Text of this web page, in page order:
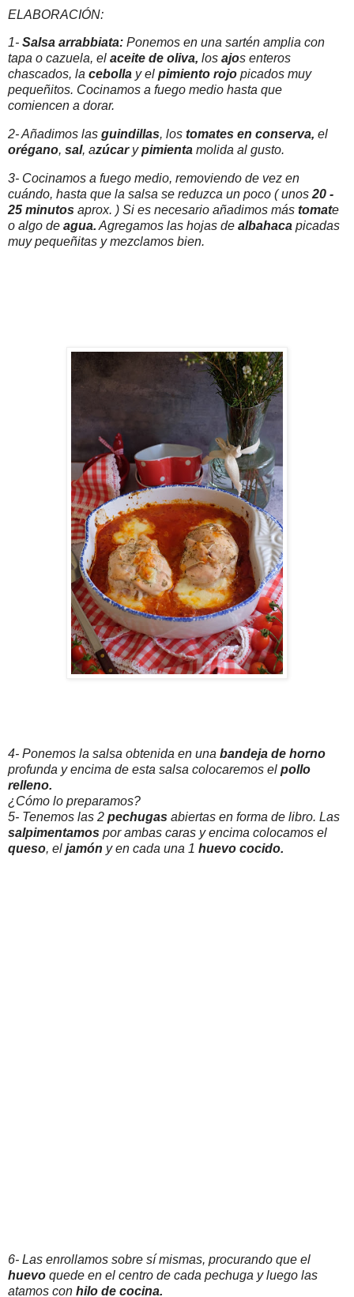
ELABORACIÓN:
1- Salsa arrabbiata: Ponemos en una sartén amplia con
tapa o cazuela, el aceite de oliva, los ajos enteros
chascados, la cebolla y el pimiento rojo picados muy
pequeñitos. Cocinamos a fuego medio hasta que
comiencen a dorar.
2- Añadimos las guindillas, los tomates en conserva, el
orégano, sal, azúcarypimienta molida al gusto.
3- Cocinamos a fuego medio, removiendo de vez en
cuándo, hasta que la salsa se reduzca un poco ( unos 20 -
25 minutos aprox. ) Si es necesario añadimos más tomate
o algo de agua. Agregamos las hojas de albahaca picadas
muy pequeñitas y mezclamos bien.
4- Ponemos la salsa obtenida en una bandeja de horno
profunda y encima de esta salsa colocaremos el pollo
relleno.
¿Cómo lo preparamos?
5- Tenemos las 2 pechugas abiertas en forma de libro. Las
salpimentamos por ambas caras y encima colocamos el
queso, el jamón y en cada una 1 huevo cocido.
6- Las enrollamos sobre sí mismas, procurando que el
huevo quede en el centro de cada pechuga y luego las
atamos con hilo de cocina.